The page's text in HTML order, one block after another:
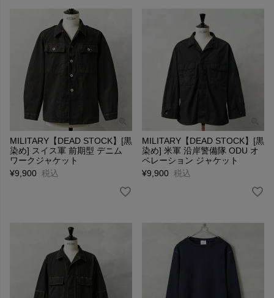
MILITARY【DEAD STOCK】[黒
染め] スイス軍 前期型 デニム
ワークジャケット
¥9,900 税込
MILITARY【DEAD STOCK】[黒
染め] 米軍 沿岸警備隊 ODU オ
ペレーション ジャケット
¥9,900 税込